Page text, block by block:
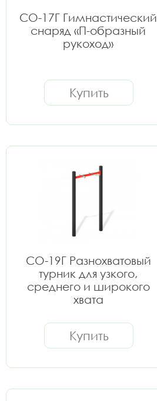
СО-17Г Гимнастический
снаряд «П-образный
рукоход»
Купить
СО-19Г Разнохватовый
турник для узкого,
среднего и широкого
хвата
Купить